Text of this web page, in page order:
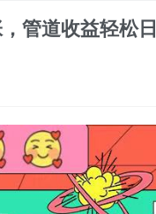
管道收益轻松